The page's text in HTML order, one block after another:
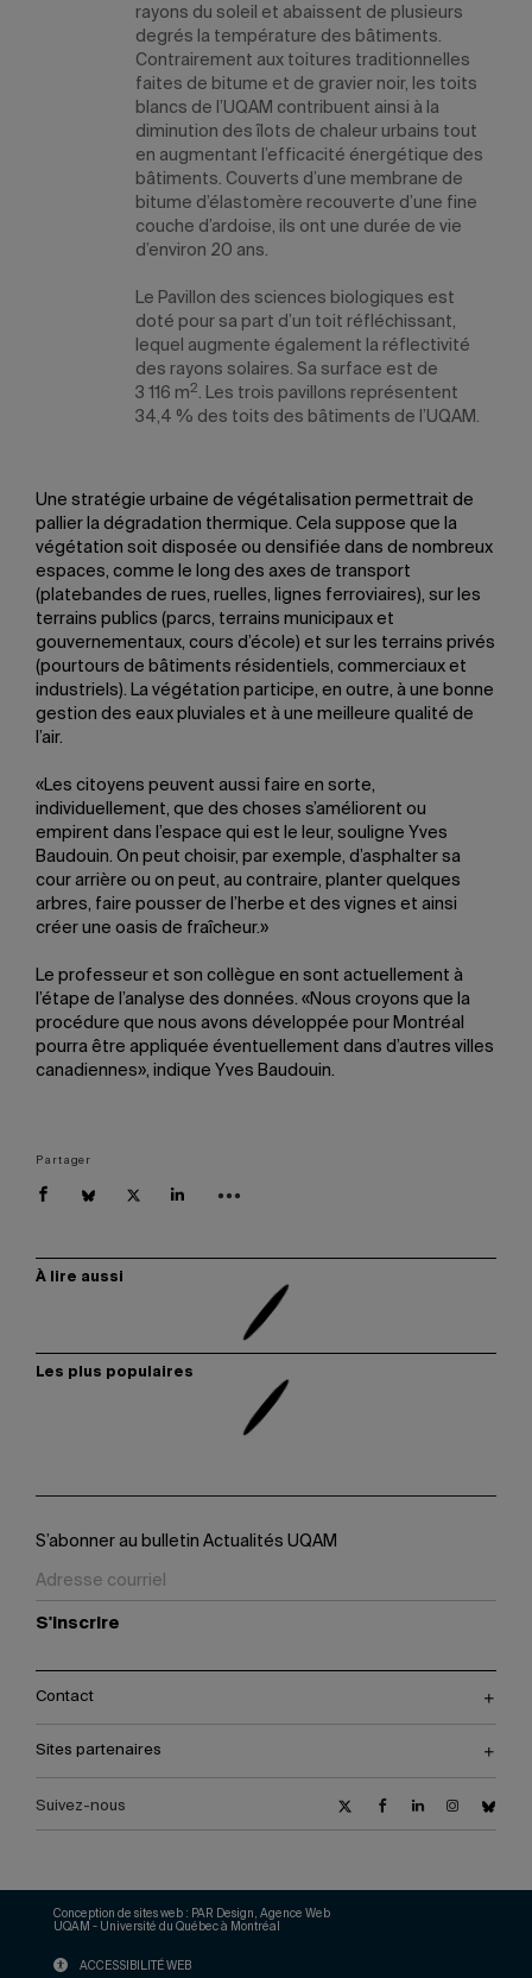
rayons du soleil et abaissent de plusieurs
degrés la température des bâtiments.
Contrairement aux toitures traditionnelles
faites de bitume et de gravier noir, les toits
blancs de l’UQAM contribuent ainsi à la
diminution des îlots de chaleur urbains tout
en augmentant l’efficacité énergétique des
bâtiments. Couverts d’une membrane de
bitume d’élastomère recouverte d’une fine
couche d’ardoise, ils ont une durée de vie
d’environ 20 ans.
Le Pavillon des sciences biologiques est
doté pour sa part d’un toit réfléchissant,
lequel augmente également la réflectivité
des rayons solaires. Sa surface est de
3 116 m2 . Les trois pavillons représentent
34,4 % des toits des bâtiments de l’UQAM.
Une stratégie urbaine de végétalisation permettrait de
pallier la dégradation thermique. Cela suppose que la
végétation soit disposée ou densifiée dans de nombreux
espaces, comme le long des axes de transport
(platebandes de rues, ruelles, lignes ferroviaires), sur les
terrains publics (parcs, terrains municipaux et
gouvernementaux, cours d’école) et sur les terrains privés
(pourtours de bâtiments résidentiels, commerciaux et
industriels). La végétation participe, en outre, à une bonne
gestion des eaux pluviales et à une meilleure qualité de
l’air.
«Les citoyens peuvent aussi faire en sorte,
individuellement, que des choses s’améliorent ou
empirent dans l’espace qui est le leur, souligne Yves
Baudouin. On peut choisir, par exemple, d’asphalter sa
cour arrière ou on peut, au contraire, planter quelques
arbres, faire pousser de l’herbe et des vignes et ainsi
créer une oasis de fraîcheur.»
Le professeur et son collègue en sont actuellement à
l’étape de l’analyse des données. «Nous croyons que la
procédure que nous avons développée pour Montréal
pourra être appliquée éventuellement dans d’autres villes
canadiennes», indique Yves Baudouin.
Partager
À lire aussi
Les plus populaires
S’abonner au bulletin Actualités UQAM
S'inscrire
Contact
Sites partenaires
Suivez-nous
UQAM - Université du Québec à Montréal
Conception de sites web : PAR Design, Agence Web
ACCESSIBILITÉ WEB